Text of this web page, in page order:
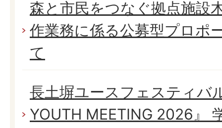
森と市民をつなぐ拠点施設
作業務に係る公募型プロポ
て
長土塀ユースフェスティバ
YOUTH MEETING 2026』